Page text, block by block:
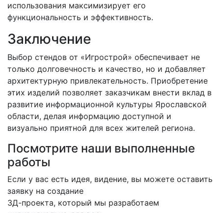
использования максимизирует его
функциональность и эффективность.
Заключение
Выбор стендов от «Игрострой» обеспечивает не
только долговечность и качество, но и добавляет
архитектурную привлекательность. Приобретение
этих изделий позволяет заказчикам внести вклад в
развитие информационной культуры Ярославской
области, делая информацию доступной и
визуально приятной для всех жителей региона.
Посмотрите наши выполненные
работы
Если у вас есть идея, видение, вы можете оставить
заявку на создание
3Д-проекта, который мы разработаем